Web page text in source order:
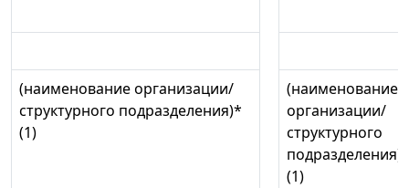
(наименование организации/
структурного подразделения)*
(1)
(наименование
организации/
структурного
подразделения)*
(1)